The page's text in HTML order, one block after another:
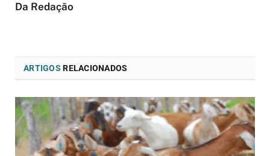
Da Redação
ARTIGOS RELACIONADOS